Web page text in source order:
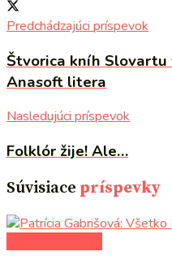
Predchádzajúci príspevok
Štvorica kníh
Anasoft litera
Nasledujúci príspevok
Folklór žije! Ale…
Súvisiace príspevky